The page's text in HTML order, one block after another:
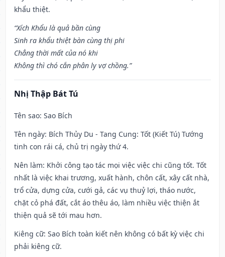
khẩu thiệt.
“Xích Khẩu là quả bần cùng
Sinh ra khẩu thiệt bàn cùng thị phi
Chẳng thời mất của nó khi
Không thì chó cắn phân ly vợ chồng.”
Nhị Thập Bát Tú
Tên sao: Sao Bích
Tên ngày: Bích Thủy Du - Tang Cung: Tốt (Kiết Tú) Tướng
tinh con rái cá, chủ trị ngày thứ 4.
Nên làm: Khởi công tạo tác mọi việc việc chi cũng tốt. Tốt
nhất là việc khai trương, xuất hành, chôn cất, xây cất nhà,
trổ cửa, dựng cửa, cưới gả, các vụ thuỷ lợi, tháo nước,
chặt cỏ phá đất, cắt áo thêu áo, làm nhiều việc thiện ắt
thiện quả sẽ tới mau hơn.
Kiêng cữ: Sao Bích toàn kiết nên không có bất kỳ việc chi
phải kiêng cữ.